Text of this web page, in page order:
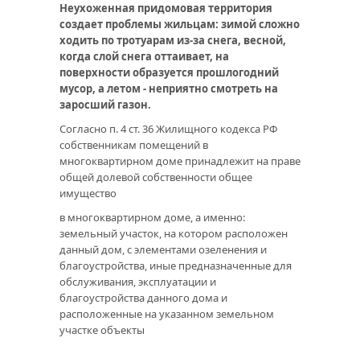
Неухоженная придомовая территория
создает проблемы жильцам: зимой сложно
ходить по тротуарам из-за снега, весной,
когда слой снега оттаивает, на
поверхности образуется прошлогодний
мусор, а летом - неприятно смотреть на
заросший газон.
Согласно п. 4 ст. 36 Жилищного кодекса РФ
собственникам помещений в
многоквартирном доме принадлежит на праве
общей долевой собственности общее
имущество
в многоквартирном доме, а именно:
земельный участок, на котором расположен
данный дом, с элементами озеленения и
благоустройства, иные предназначенные для
обслуживания, эксплуатации и
благоустройства данного дома и
расположенные на указанном земельном
участке объекты